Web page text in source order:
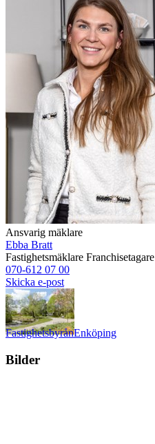
Ansvarig mäklare
Ebba Bratt
Fastighetsmäklare Franchisetagare
070-612 07 00
Skicka e-post
FastighetsbyrånEnköping
Bilder